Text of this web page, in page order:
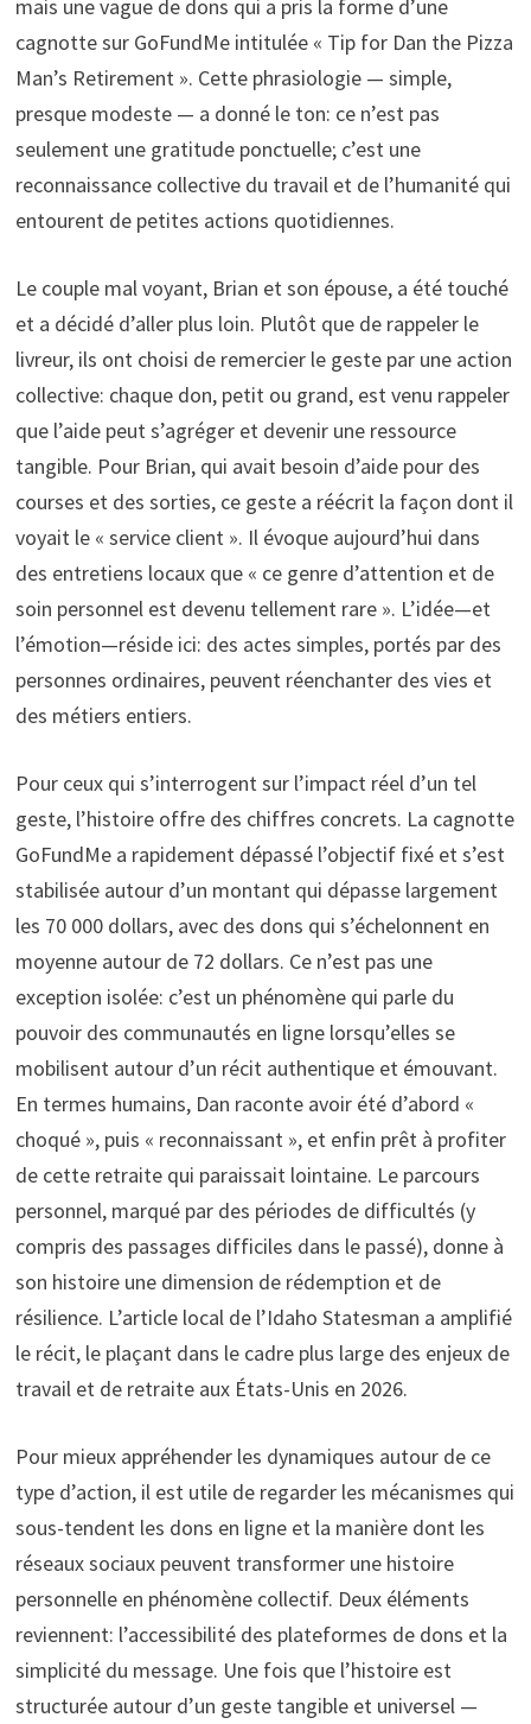
mais une vague de dons qui a pris la forme d’une
cagnotte sur GoFundMe intitulée « Tip for Dan the Pizza
Man’s Retirement ». Cette phrasiologie — simple,
presque modeste — a donné le ton: ce n’est pas
seulement une gratitude ponctuelle; c’est une
reconnaissance collective du travail et de l’humanité qui
entourent de petites actions quotidiennes.
Le couple mal voyant, Brian et son épouse, a été touché
et a décidé d’aller plus loin. Plutôt que de rappeler le
livreur, ils ont choisi de remercier le geste par une action
collective: chaque don, petit ou grand, est venu rappeler
que l’aide peut s’agréger et devenir une ressource
tangible. Pour Brian, qui avait besoin d’aide pour des
courses et des sorties, ce geste a réécrit la façon dont il
voyait le « service client ». Il évoque aujourd’hui dans
des entretiens locaux que « ce genre d’attention et de
soin personnel est devenu tellement rare ». L’idée—et
l’émotion—réside ici: des actes simples, portés par des
personnes ordinaires, peuvent réenchanter des vies et
des métiers entiers.
Pour ceux qui s’interrogent sur l’impact réel d’un tel
geste, l’histoire offre des chiffres concrets. La cagnotte
GoFundMe a rapidement dépassé l’objectif fixé et s’est
stabilisée autour d’un montant qui dépasse largement
les 70 000 dollars, avec des dons qui s’échelonnent en
moyenne autour de 72 dollars. Ce n’est pas une
exception isolée: c’est un phénomène qui parle du
pouvoir des communautés en ligne lorsqu’elles se
mobilisent autour d’un récit authentique et émouvant.
En termes humains, Dan raconte avoir été d’abord «
choqué », puis « reconnaissant », et enfin prêt à profiter
de cette retraite qui paraissait lointaine. Le parcours
personnel, marqué par des périodes de difficultés (y
compris des passages difficiles dans le passé), donne à
son histoire une dimension de rédemption et de
résilience. L’article local de l’Idaho Statesman a amplifié
le récit, le plaçant dans le cadre plus large des enjeux de
travail et de retraite aux États-Unis en 2026.
Pour mieux appréhender les dynamiques autour de ce
type d’action, il est utile de regarder les mécanismes qui
sous-tendent les dons en ligne et la manière dont les
réseaux sociaux peuvent transformer une histoire
personnelle en phénomène collectif. Deux éléments
reviennent: l’accessibilité des plateformes de dons et la
simplicité du message. Une fois que l’histoire est
structurée autour d’un geste tangible et universel —